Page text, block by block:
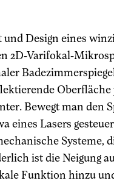
Design eines
2D-Varifokal-
Bewegt man den
eines Lasers
Systeme,
ist die Neigung
Funktion hinzu